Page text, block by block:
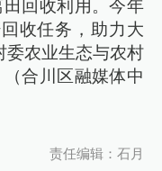
回收利用。今年
收任务，助力大
委农业生态与农村
合川区融媒体中
责任编辑：石月